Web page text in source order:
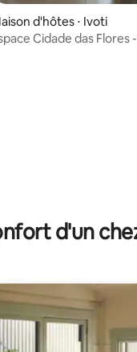
sur la base de
d'hôtes ⋅ Ivoti
Cidade das Flores
d'un